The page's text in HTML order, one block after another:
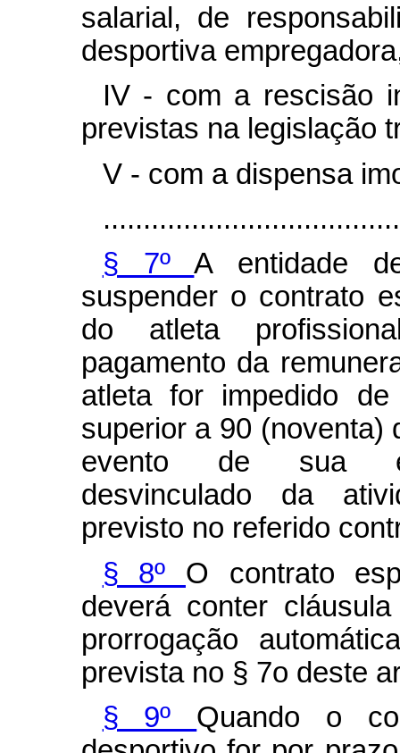
salarial, de
desportiva
IV - com a rescisão
previstas na legislação
V - com a dispensa
§ 7ºA entidade
suspender o contrato
do atleta
pagamento da
atleta for impedido
superior a 90 (noventa)
evento de sua
desvinculado da
previsto no referido
§ 8º O contrato
deverá conter
prorrogação
prevista no § 7o deste
§ 9º Quando o